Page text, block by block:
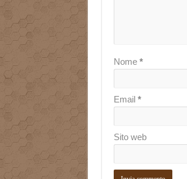
Nome *
Email *
Sito web